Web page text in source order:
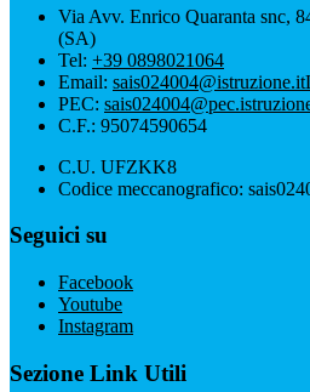
Via Avv. Enrico Quaranta snc,
(SA)
Tel: +39 0898021064
Email: sais024004@istruzione.it
PEC:
C.F.: 95074590654
C.U. UFZKK8
Codice meccanografico:
Seguici su
Facebook
Youtube
Instagram
Sezione Link Utili